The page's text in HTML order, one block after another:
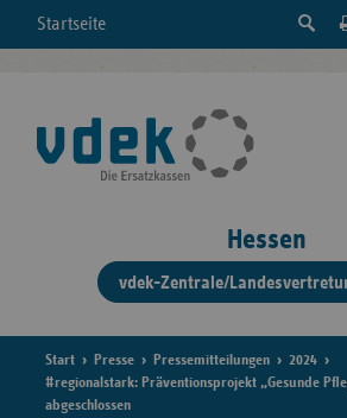
Startseite
Hessen
vdek-Zentrale/
Start Presse Pressemitteilungen
2024
#regionalstark: Präventionsprojekt „Gesunde
abgeschlossen